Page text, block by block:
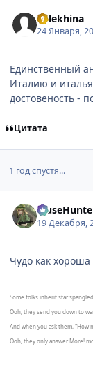
nalekhina
24 Января,
Единственный
Италию и
достовеность -
Цитата
1 год спустя...
19 Декабря,
Чудо как
Some folks inherit star
Ooh, they send you down to
And when you ask them, "How
Ooh, they only answer More!